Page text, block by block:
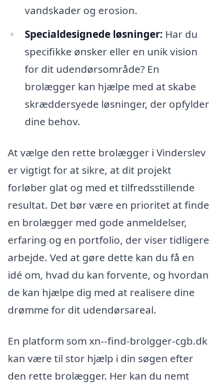
vandskader og erosion.
Specialdesignede løsninger: Har du
specifikke ønsker eller en unik vision
for dit udendørsområde? En
brolægger kan hjælpe med at skabe
skræddersyede løsninger, der opfylder
dine behov.
At vælge den rette brolægger i Vinderslev
er vigtigt for at sikre, at dit projekt
forløber glat og med et tilfredsstillende
resultat. Det bør være en prioritet at finde
en brolægger med gode anmeldelser,
erfaring og en portfolio, der viser tidligere
arbejde. Ved at gøre dette kan du få en
idé om, hvad du kan forvente, og hvordan
de kan hjælpe dig med at realisere dine
drømme for dit udendørsareal.
En platform som xn--find-brolgger-cgb.dk
kan være til stor hjælp i din søgen efter
den rette brolægger. Her kan du nemt